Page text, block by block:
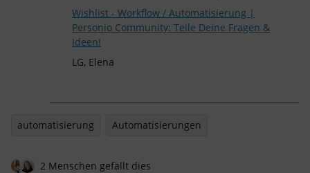
Wishlist - Workflow / Automatisierung |
Personio Community: Teile Deine Fragen &
Ideen!
LG, Elena
automatisierung Automatisierungen
2 Menschen gefällt dies